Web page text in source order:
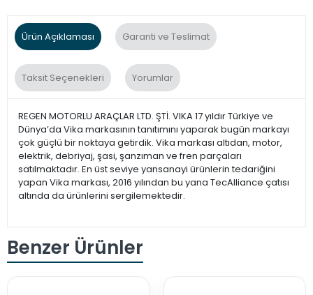
Ürün Açıklaması Garanti ve Teslimat
Taksit Seçenekleri Yorumlar
REGEN MOTORLU ARAÇLAR LTD. ŞTİ. VIKA 17 yıldır Türkiye ve
Dünya’da Vika markasının tanıtımını yaparak bugün markayı
çok güçlü bir noktaya getirdik. Vika markası altıdan, motor,
elektrik, debriyaj, şasi, şanzıman ve fren parçaları
satılmaktadır. En üst seviye yansanayi ürünlerin tedariğini
yapan Vika markası, 2016 yılından bu yana TecAlliance çatısı
altında da ürünlerini sergilemektedir.
Benzer Ürünler